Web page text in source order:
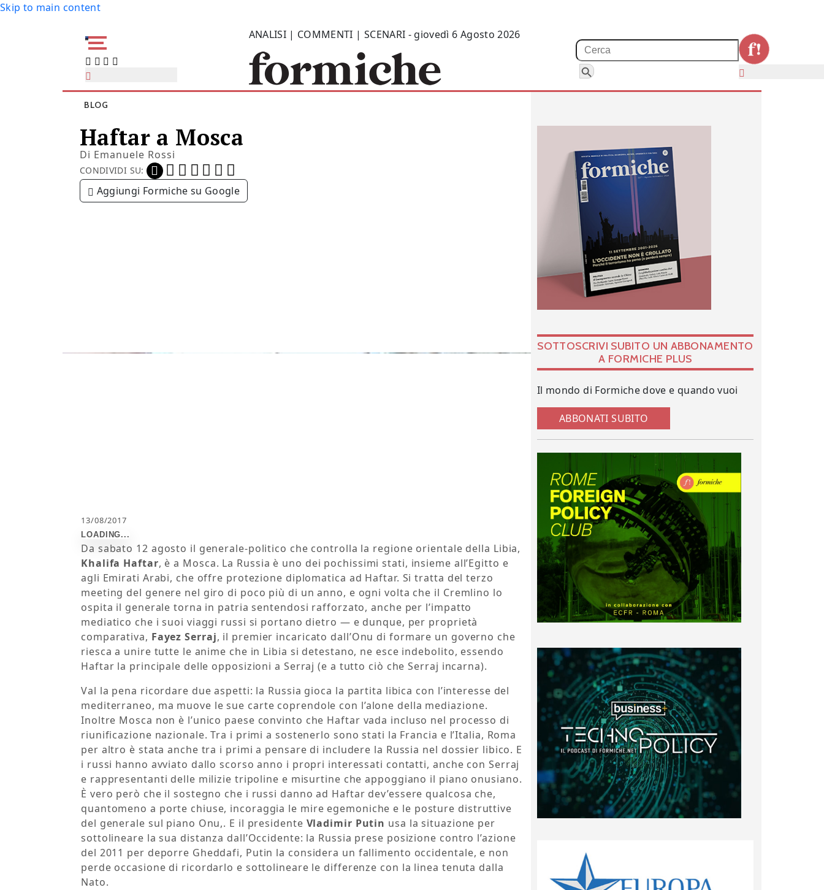
Skip to main content
ANALISI | COMMENTI | SCENARI - giovedì 6 Agosto 2026
Search Button
BLOG
Haftar a Mosca
Di Emanuele Rossi
CONDIVIDI SU:
Aggiungi Formiche su Google
13/08/2017
Da sabato 12 agosto il generale-politico che controlla la regione orientale della Libia,
Khalifa Haftar, è a Mosca. La Russia è uno dei pochissimi stati, insieme all’Egitto e
agli Emirati Arabi, che offre protezione diplomatica ad Haftar. Si tratta del terzo
meeting del genere nel giro di poco più di un anno, e ogni volta che il Cremlino lo
ospita il generale torna in patria sentendosi rafforzato, anche per l’impatto
mediatico che i suoi viaggi russi si portano dietro — e dunque, per proprietà
comparativa, Fayez Serraj, il premier incaricato dall’Onu di formare un governo che
riesca a unire tutte le anime che in Libia si detestano, ne esce indebolito, essendo
Haftar la principale delle opposizioni a Serraj (e a tutto ciò che Serraj incarna).
Val la pena ricordare due aspetti: la Russia gioca la partita libica con l’interesse del
mediterraneo, ma muove le sue carte coprendole con l’alone della mediazione.
Inoltre Mosca non è l’unico paese convinto che Haftar vada incluso nel processo di
riunificazione nazionale. Tra i primi a sostenerlo sono stati la Francia e l’Italia, Roma
per altro è stata anche tra i primi a pensare di includere la Russia nel dossier libico. E
i russi hanno avviato dallo scorso anno i propri interessati contatti, anche con Serraj
e rappresentanti delle milizie tripoline e misurtine che appoggiano il piano onusiano.
È vero però che il sostegno che i russi danno ad Haftar dev’essere qualcosa che,
quantomeno a porte chiuse, incoraggia le mire egemoniche e le posture distruttive
del generale sul piano Onu,. E il presidente Vladimir Putin usa la situazione per
sottolineare la sua distanza dall’Occidente: la Russia prese posizione contro l’azione
del 2011 per deporre Gheddafi, Putin la considera un fallimento occidentale, e non
perde occasione di ricordarlo e sottolineare le differenze con la linea tenuta dalla
Nato.
SOTTOSCRIVI SUBITO UN ABBONAMENTO
A FORMICHE PLUS
Il mondo di Formiche dove e quando vuoi
ABBONATI SUBITO